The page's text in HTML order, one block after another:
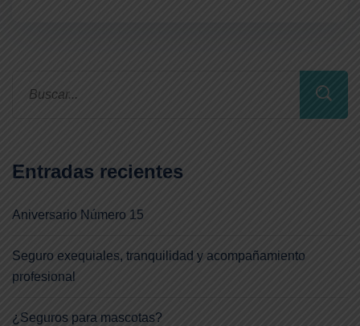
Entradas recientes
Aniversario Número 15
Seguro exequiales, tranquilidad y acompañamiento
profesional
¿Seguros para mascotas?